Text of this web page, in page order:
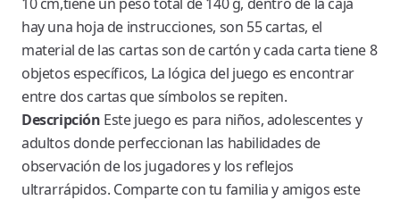
hay una hoja de instrucciones, son 55 cartas, el
material de las cartas son de cartón y cada carta tiene 8
objetos específicos, La lógica del juego es encontrar
entre dos cartas que símbolos se repiten.
Descripción Este juego es para niños, adolescentes y
adultos donde perfeccionan las habilidades de
observación de los jugadores y los reflejos
ultrarrápidos. Comparte con tu familia y amigos este